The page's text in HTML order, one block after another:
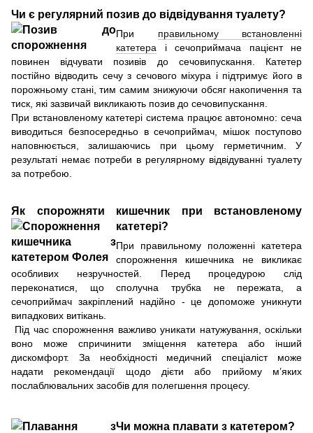
Чи є регулярний позив до відвідування туалету?
При правильному встановленні
катетера і сечоприймача пацієнт не
повинен відчувати позивів до сечовипускання. Катетер
постійно відводить сечу з сечового міхура і підтримує його в
порожньому стані, тим самим знижуючи обсяг накопичення та
тиск, які зазвичай викликають позив до сечовипускання.
При встановленому катетері система працює автономно: сеча
виводиться безпосередньо в сечоприймач, мішок поступово
наповнюється, залишаючись при цьому герметичним. У
результаті немає потреби в регулярному відвідуванні туалету
за потребою.
Як спорожняти кишечник при встановленому
катетері?
При правильному положенні катетера
спорожнення кишечника не викликає
особливих незручностей. Перед процедурою слід
переконатися, що сполучна трубка не пережата, а
сечоприймач закріплений надійно - це допоможе уникнути
випадкових витікань.
Під час спорожнення важливо уникати натужування, оскільки
воно може спричинити зміщення катетера або інший
дискомфорт. За необхідності медичний спеціаліст може
надати рекомендації щодо дієти або прийому м’яких
послаблювальних засобів для полегшення процесу.
Чи можна плавати з катетером?